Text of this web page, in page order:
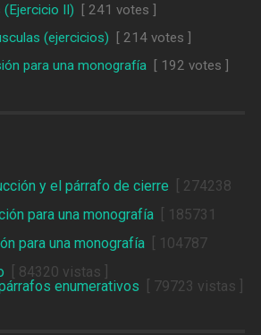
II) [ 241 votes ]
(ejercicios) [ 214 votes ]
para una monografía[ 192 votes ]
y el párrafo de cierre [ 274238
para una monografía[ 185731
para una monografía[ 104787
[ 84320 vistas ]
enumerativos [ 79723 vistas ]